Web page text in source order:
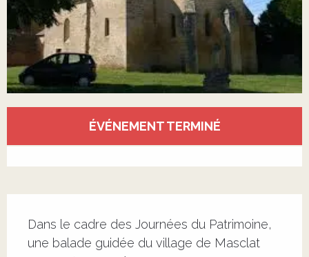
ÉVÉNEMENT TERMINÉ
Dans le cadre des Journées du Patrimoine,
une balade guidée du village de Masclat